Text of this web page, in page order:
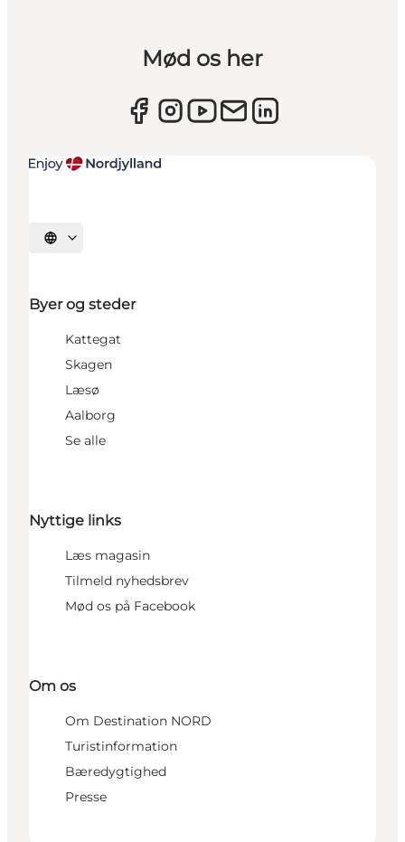
Mød os her
Vælg sprog
Byer og steder
Kattegat
Skagen
Læsø
Aalborg
Se alle
Nyttige links
Læs magasin
Tilmeld nyhedsbrev
Mød os på Facebook
Om os
Om Destination NORD
Turistinformation
Bæredygtighed
Presse